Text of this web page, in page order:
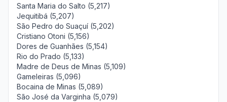
Santa Maria do Salto (5,217)
Jequitibá (5,207)
São Pedro do Suaçuí (5,202)
Cristiano Otoni (5,156)
Dores de Guanhães (5,154)
Rio do Prado (5,133)
Madre de Deus de Minas (5,109)
Gameleiras (5,096)
Bocaina de Minas (5,089)
São José da Varginha (5,079)